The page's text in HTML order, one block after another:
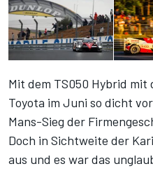
Mit dem TS050 Hybrid
Toyota im Juni so dicht
Mans-Sieg der
Doch in Sichtweite der
aus und es war das